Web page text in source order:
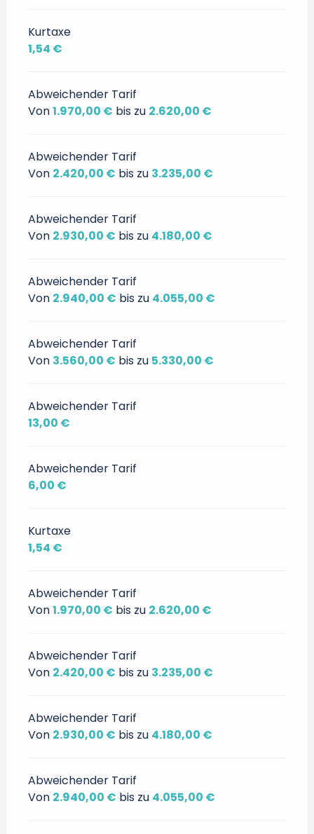
Kurtaxe
1,54 €
Abweichender Tarif
Von1.970,00 € bis zu 2.620,00 €
Abweichender Tarif
Von 2.420,00 € bis zu 3.235,00 €
Abweichender Tarif
Von 2.930,00 € bis zu 4.180,00 €
Abweichender Tarif
Von 2.940,00 € bis zu 4.055,00 €
Abweichender Tarif
Von 3.560,00 € bis zu 5.330,00 €
Abweichender Tarif
13,00 €
Abweichender Tarif
6,00 €
Kurtaxe
1,54 €
Abweichender Tarif
Von1.970,00 € bis zu 2.620,00 €
Abweichender Tarif
Von 2.420,00 € bis zu 3.235,00 €
Abweichender Tarif
Von 2.930,00 € bis zu 4.180,00 €
Abweichender Tarif
Von 2.940,00 € bis zu 4.055,00 €